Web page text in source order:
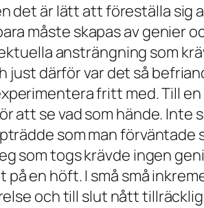
det är lätt att föreställa
måste skapas av genier
ansträngning som
just därför var det så
fritt med. Till
att se vad som hände.
som man förväntade
som togs krävde ingen
på en höft. I små små
och till slut nått